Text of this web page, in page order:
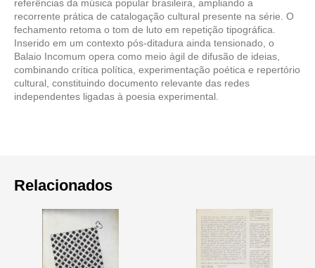
referências da música popular brasileira, ampliando a
recorrente prática de catalogação cultural presente na série. O
fechamento retoma o tom de luto em repetição tipográfica.
Inserido em um contexto pós-ditadura ainda tensionado, o
Balaio Incomum opera como meio ágil de difusão de ideias,
combinando crítica política, experimentação poética e repertório
cultural, constituindo documento relevante das redes
independentes ligadas à poesia experimental.
Relacionados